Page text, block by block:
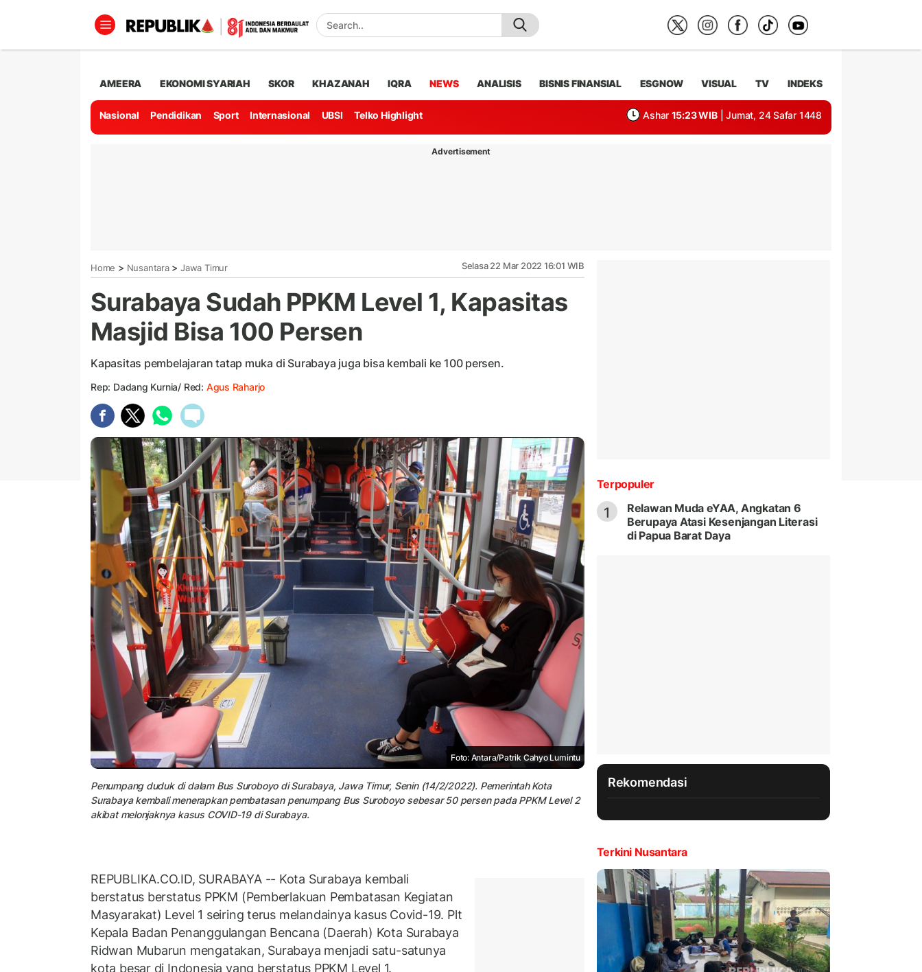
AMEERA EKONOMI SYARIAH SKOR KHAZANAH IQRA NEWS ANALISIS BISNIS FINANSIAL ESGNOW VISUAL TV INDEKS
Nasional Pendidikan Sport Internasional UBSI Telko Highlight Ashar 15:23 WIB | Jumat, 24 Safar 1448
Advertisement
Home > Nusantara> Jawa Timur Selasa 22 Mar 2022 16:01 WIB
Surabaya Sudah PPKM Level 1, Kapasitas
Masjid Bisa 100 Persen
Kapasitas pembelajaran tatap muka di Surabaya juga bisa kembali ke 100 persen.
Rep: Dadang Kurnia/ Red: Agus Raharjo
Foto: Antara/Patrik Cahyo Lumintu
Penumpang duduk di dalam Bus Suroboyo di Surabaya, Jawa Timur, Senin (14/2/2022). Pemerintah Kota
Surabaya kembali menerapkan pembatasan penumpang Bus Suroboyo sebesar 50 persen pada PPKM Level 2
akibat melonjaknya kasus COVID-19 di Surabaya.
REPUBLIKA.CO.ID, SURABAYA -- Kota Surabaya kembali
berstatus berstatus PPKM (Pemberlakuan Pembatasan Kegiatan
Masyarakat) Level 1 seiring terus melandainya kasus Covid-19. Plt
Kepala Badan Penanggulangan Bencana (Daerah) Kota Surabaya
Ridwan Mubarun mengatakan, Surabaya menjadi satu-satunya
kota besar di Indonesia yang berstatus PPKM Level 1.
Terpopuler
1
Relawan Muda eYAA, Angkatan 6
Berupaya Atasi Kesenjangan Literasi
di Papua Barat Daya
Rekomendasi
Terkini Nusantara